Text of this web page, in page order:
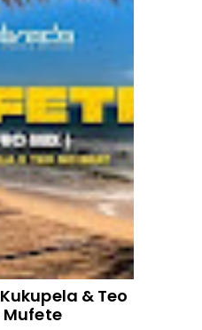
& Teo
Mufete